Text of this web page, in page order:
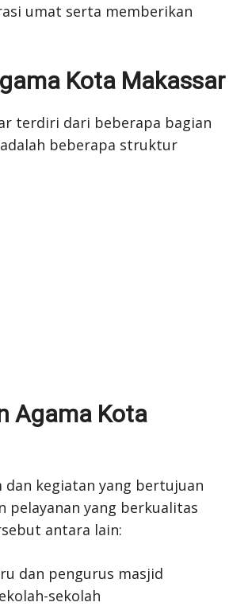
umat serta memberikan
Kota Makassar
terdiri dari beberapa bagian
beberapa struktur
Agama Kota
kegiatan yang bertujuan
pelayanan yang berkualitas
antara lain:
dan pengurus masjid
sekolah